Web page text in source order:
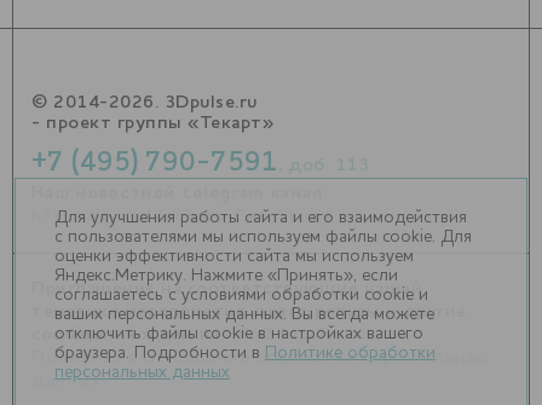
© 2014-2026. 3Dpulse.ru
- проект группы «Текарт»
+7 (495) 790-7591
https://t.me/Techart_CaseStudy
Приглашения на соответствующие нашей
тематике мероприятия, пресс-релизы и другие
сообщения ждем наinfo@3dpulse.ru .
Политика в отношении обработки персональных
данных
Для улучшения работы сайта и его взаимодействия
с пользователями мы используем файлы cookie. Для
оценки эффективности сайта мы используем
Яндекс.Метрику. Нажмите «Принять», если
соглашаетесь с условиями обработки cookie и
ваших персональных данных. Вы всегда можете
отключить файлы cookie в настройках вашего
браузера. Подробности в
Политике обработки
персональных данных